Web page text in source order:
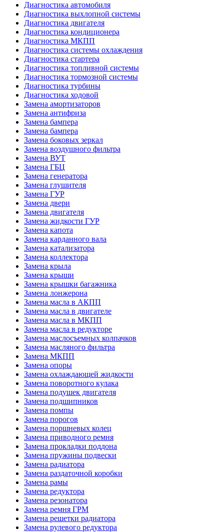
Диагностика автомобиля
Диагностика выхлопной системы
Диагностика двигателя
Диагностика кондиционера
Диагностика МКПП
Диагностика системы охлаждения
Диагностика стартера
Диагностика топливной системы
Диагностика тормозной системы
Диагностика турбины
Диагностика ходовой
Замена амортизаторов
Замена антифриза
Замена бампера
Замена бампера
Замена боковых зеркал
Замена воздушного фильтра
Замена ВУТ
Замена ГБЦ
Замена генератора
Замена глушителя
Замена ГУР
Замена двери
Замена двигателя
Замена жидкости ГУР
Замена капота
Замена карданного вала
Замена катализатора
Замена коллектора
Замена крыла
Замена крыши
Замена крышки багажника
Замена лонжерона
Замена масла в АКПП
Замена масла в двигателе
Замена масла в МКПП
Замена масла в редукторе
Замена маслосъемных колпачков
Замена масляного фильтра
Замена МКПП
Замена опоры
Замена охлаждающей жидкости
Замена поворотного кулака
Замена подушек двигателя
Замена подшипников
Замена помпы
Замена порогов
Замена поршневых колец
Замена приводного ремня
Замена прокладки поддона
Замена пружины подвески
Замена радиатора
Замена раздаточной коробки
Замена рамы
Замена редуктора
Замена резонатора
Замена ремня ГРМ
Замена решетки радиатора
Замена рулевого редуктора